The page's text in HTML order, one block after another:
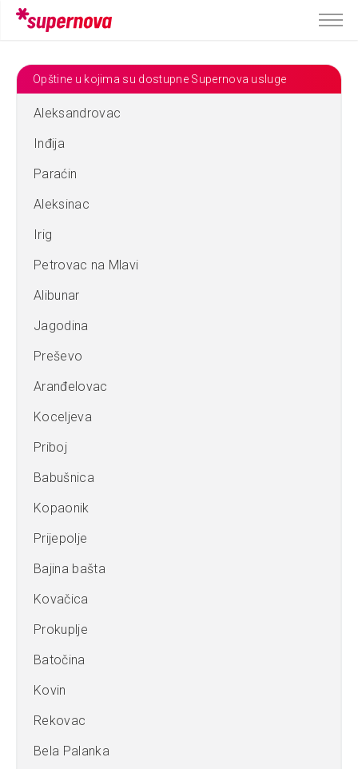
Opštine u kojima su dostupne Supernova usluge
Aleksandrovac
Inđija
Paraćin
Aleksinac
Irig
Petrovac na Mlavi
Alibunar
Jagodina
Preševo
Aranđelovac
Koceljeva
Priboj
Babušnica
Kopaonik
Prijepolje
Bajina bašta
Kovačica
Prokuplje
Batočina
Kovin
Rekovac
Bela Palanka